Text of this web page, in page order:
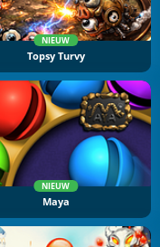
NIEUW
Topsy Turvy
NIEUW
Maya